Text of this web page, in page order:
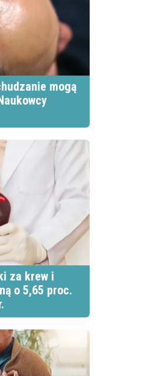
mogą
za krew i
o 5,65 proc.